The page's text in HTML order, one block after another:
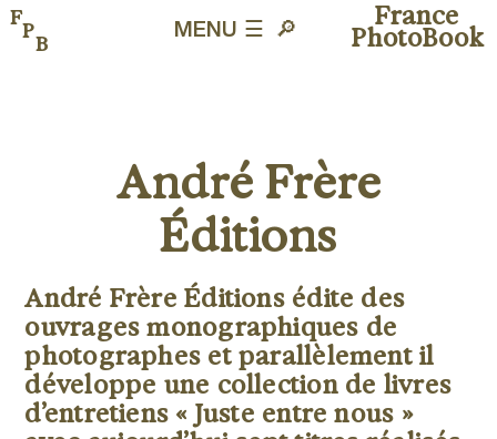
France
PhotoBook
MENU ☰ 🔎︎
F
P
B
André Frère
Éditions
André Frère Éditions édite des
ouvrages monographiques de
photographes et parallèlement il
développe une collection de livres
d’entretiens « Juste entre nous »